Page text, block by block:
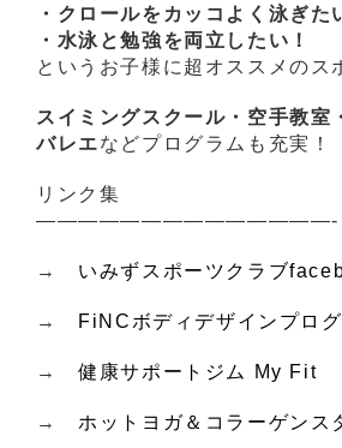
・クロールをカッコよく泳ぎた
・水泳と勉強を両立したい！
というお子様に超オススメのス
スイミングスクール・空手教室
バレエなどプログラムも充実！
リンク集
——————————————-
→ いみずスポーツクラブ
→ FiNCボディデザインプロ
→健康サポートジム My Fit
→ ホットヨガ＆コラーゲンス